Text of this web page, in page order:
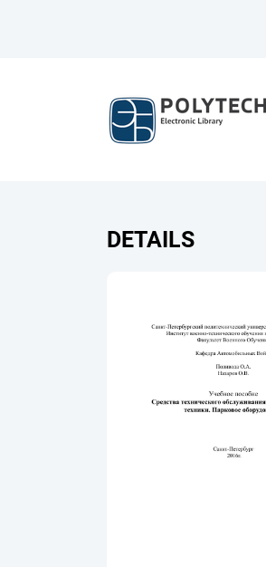
DETAILS